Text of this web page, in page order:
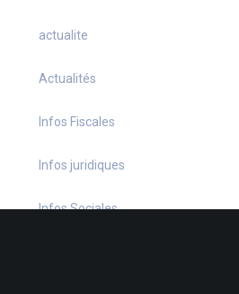
actualite
Actualités
Infos Fiscales
Infos juridiques
Infos Sociales